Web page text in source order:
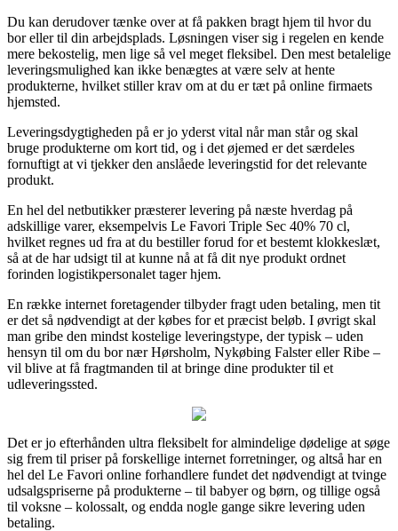
Du kan derudover tænke over at få pakken bragt hjem til hvor du
bor eller til din arbejdsplads. Løsningen viser sig i regelen en kende
mere bekostelig, men lige så vel meget fleksibel. Den mest betalelige
leveringsmulighed kan ikke benægtes at være selv at hente
produkterne, hvilket stiller krav om at du er tæt på online firmaets
hjemsted.
Leveringsdygtigheden på er jo yderst vital når man står og skal
bruge produkterne om kort tid, og i det øjemed er det særdeles
fornuftigt at vi tjekker den anslåede leveringstid for det relevante
produkt.
En hel del netbutikker præsterer levering på næste hverdag på
adskillige varer, eksempelvis Le Favori Triple Sec 40% 70 cl,
hvilket regnes ud fra at du bestiller forud for et bestemt klokkeslæt,
så at de har udsigt til at kunne nå at få dit nye produkt ordnet
forinden logistikpersonalet tager hjem.
En række internet foretagender tilbyder fragt uden betaling, men tit
er det så nødvendigt at der købes for et præcist beløb. I øvrigt skal
man gribe den mindst kostelige leveringstype, der typisk – uden
hensyn til om du bor nær Hørsholm, Nykøbing Falster eller Ribe –
vil blive at få fragtmanden til at bringe dine produkter til et
udleveringssted.
Det er jo efterhånden ultra fleksibelt for almindelige dødelige at søge
sig frem til priser på forskellige internet forretninger, og altså har en
hel del Le Favori online forhandlere fundet det nødvendigt at tvinge
udsalgspriserne på produkterne – til babyer og børn, og tillige også
til voksne – kolossalt, og endda nogle gange sikre levering uden
betaling.